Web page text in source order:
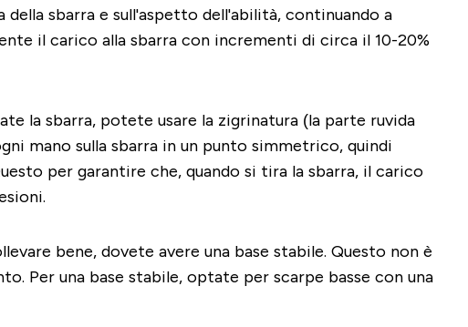
sbarra e sull'aspetto dell'abilità, continuando a
il carico alla sbarra con incrementi di circa il 10-20%
la sbarra, potete usare la zigrinatura (la parte ruvida
mano sulla sbarra in un punto simmetrico, quindi
per garantire che, quando si tira la sbarra, il carico
bene, dovete avere una base stabile. Questo non è
Per una base stabile, optate per scarpe basse con una